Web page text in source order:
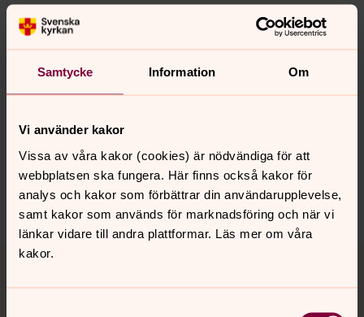
Samtycke Information Om
Vi använder kakor
Vissa av våra kakor (cookies) är nödvändiga för att
webbplatsen ska fungera. Här finns också kakor för
analys och kakor som förbättrar din användarupplevelse,
samt kakor som används för marknadsföring och när vi
länkar vidare till andra plattformar. Läs mer om våra
kakor.
Julbasaren invigs på fredagen av HKH Prinsessan
Benedikte.
Synpunkter eller frågor på sidans
innehåll?
kopenhamn@svenskakyrkan.se
Dela
Tillbaka till toppen
Tillbaka till innehållet